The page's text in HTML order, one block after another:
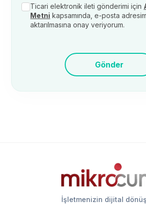
Ticari elektronik ileti gönderimi için
Metni kapsamında, e-posta
aktarılmasına onay veriyorum.
Gönder
İşletmenizin dijital